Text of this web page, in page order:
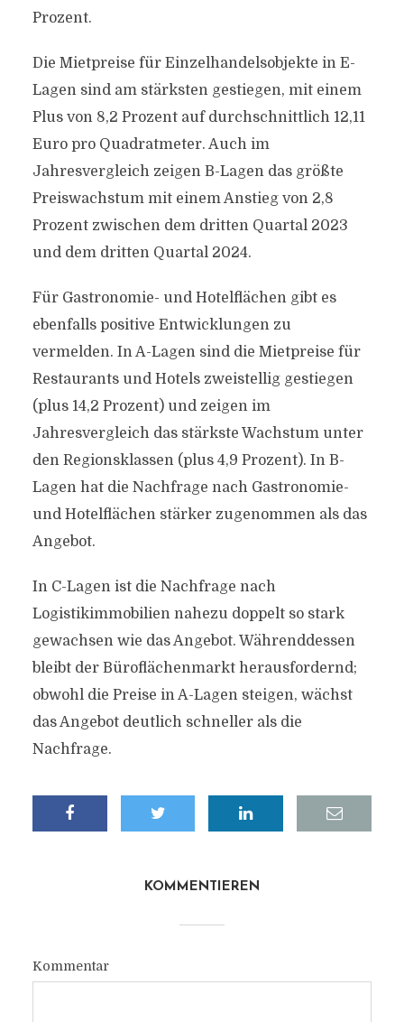
Prozent.
Die Mietpreise für Einzelhandelsobjekte in E-
Lagen sind am stärksten gestiegen, mit einem
Plus von 8,2 Prozent auf durchschnittlich 12,11
Euro pro Quadratmeter. Auch im
Jahresvergleich zeigen B-Lagen das größte
Preiswachstum mit einem Anstieg von 2,8
Prozent zwischen dem dritten Quartal 2023
und dem dritten Quartal 2024.
Für Gastronomie- und Hotelflächen gibt es
ebenfalls positive Entwicklungen zu
vermelden. In A-Lagen sind die Mietpreise für
Restaurants und Hotels zweistellig gestiegen
(plus 14,2 Prozent) und zeigen im
Jahresvergleich das stärkste Wachstum unter
den Regionsklassen (plus 4,9 Prozent). In B-
Lagen hat die Nachfrage nach Gastronomie-
und Hotelflächen stärker zugenommen als das
Angebot.
In C-Lagen ist die Nachfrage nach
Logistikimmobilien nahezu doppelt so stark
gewachsen wie das Angebot. Währenddessen
bleibt der Büroflächenmarkt herausfordernd;
obwohl die Preise in A-Lagen steigen, wächst
das Angebot deutlich schneller als die
Nachfrage.
KOMMENTIEREN
Kommentar